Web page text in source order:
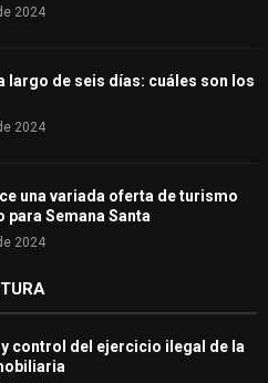
2024
largo de seis días: cuáles son los
2024
una variada oferta de turismo
Semana Santa
2024
control del ejercicio ilegal de la